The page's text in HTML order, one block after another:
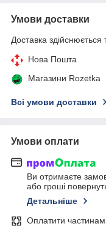
Умови доставки
Доставка здійснюється
Нова Пошта
Магазини Rozetka
Всі умови доставки
Умови оплати
Ви отримаєте
або гроші
Детальніше
Оплатити